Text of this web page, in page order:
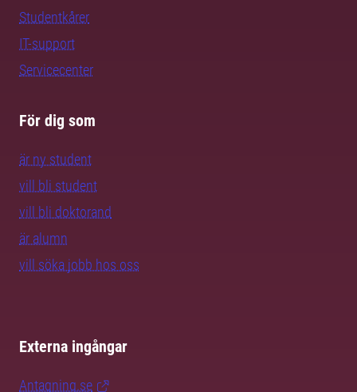
Studentkårer
IT-support
Servicecenter
För dig som
är ny student
vill bli student
vill bli doktorand
är alumn
vill söka jobb hos oss
Externa ingångar
Antagning.se